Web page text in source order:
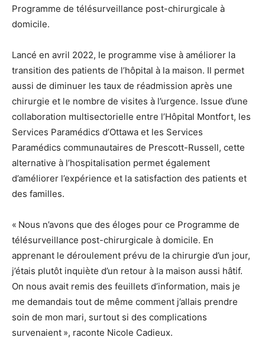
Programme de télésurveillance post-chirurgicale à
domicile.
Lancé en avril 2022, le programme vise à améliorer la
transition des patients de l’hôpital à la maison. Il permet
aussi de diminuer les taux de réadmission après une
chirurgie et le nombre de visites à l’urgence. Issue d’une
collaboration multisectorielle entre l’Hôpital Montfort, les
Services Paramédics d’Ottawa et les Services
Paramédics communautaires de Prescott-Russell, cette
alternative à l’hospitalisation permet également
d’améliorer l’expérience et la satisfaction des patients et
des familles.
« Nous n’avons que des éloges pour ce Programme de
télésurveillance post-chirurgicale à domicile. En
apprenant le déroulement prévu de la chirurgie d’un jour,
j’étais plutôt inquiète d’un retour à la maison aussi hâtif.
On nous avait remis des feuillets d’information, mais je
me demandais tout de même comment j’allais prendre
soin de mon mari, surtout si des complications
survenaient », raconte Nicole Cadieux.